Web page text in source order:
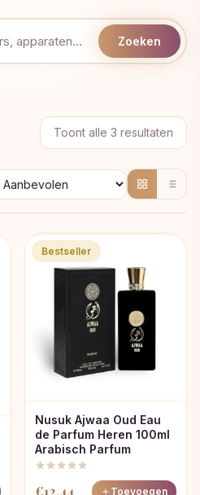
Zoeken
Toont alle 3 resultaten
op
Bestseller
Nusuk Ajwaa Oud Eau
de Parfum Heren 100ml
Arabisch Parfum
€12,44 Toevoegen